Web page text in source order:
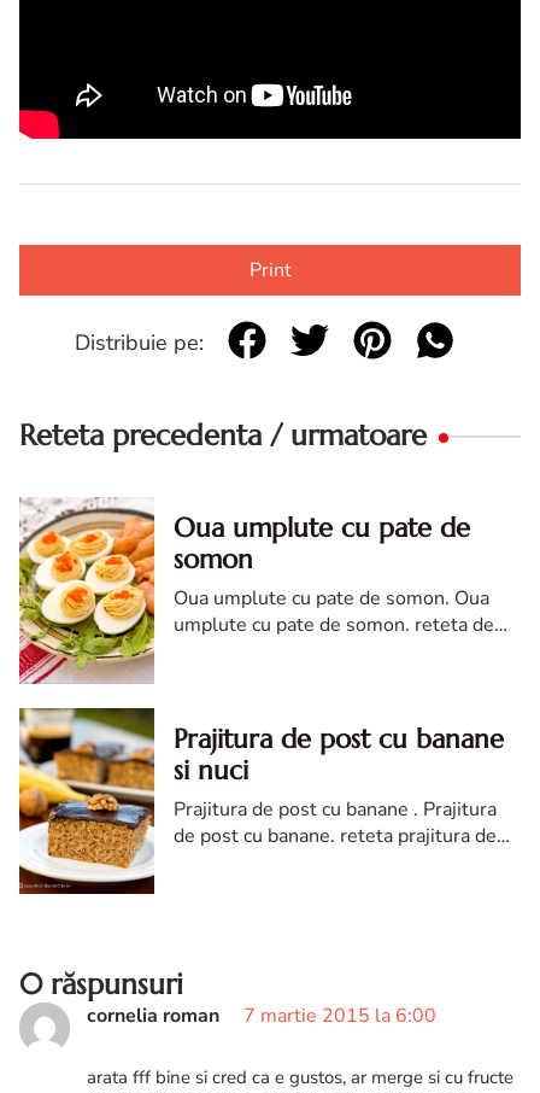
Print
Distribuie pe:
Reteta precedenta / urmatoare
Oua umplute cu pate de
somon
Oua umplute cu pate de somon. Oua
umplute cu pate de somon. reteta de
Prajitura de post cu banane
si nuci
Prajitura de post cu banane . Prajitura
de post cu banane. reteta prajitura de
0 răspunsuri
cornelia roman 7 martie 2015 la 6:00
arata fff bine si cred ca e gustos, ar merge si cu fructe